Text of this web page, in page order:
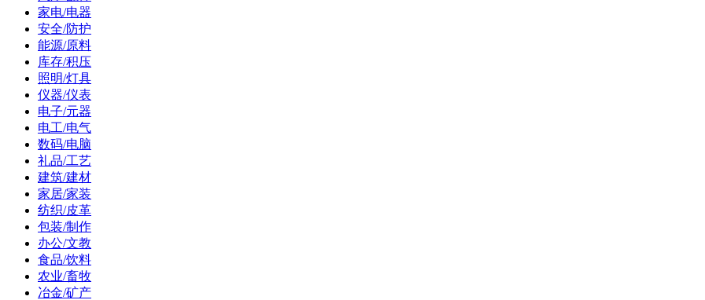
家电/电器
安全/防护
能源/原料
库存/积压
照明/灯具
仪器/仪表
电子/元器
电工/电气
数码/电脑
礼品/工艺
建筑/建材
家居/家装
纺织/皮革
包装/制作
办公/文教
食品/饮料
农业/畜牧
冶金/矿产